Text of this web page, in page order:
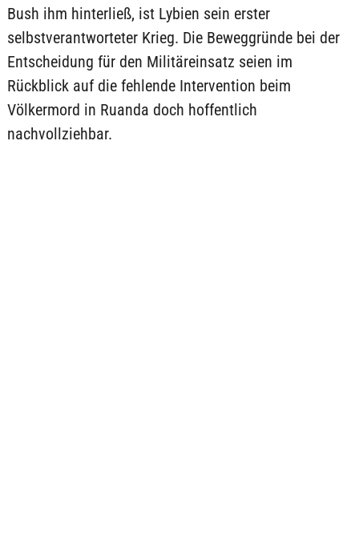
Bush ihm hinterließ, ist Lybien sein erster
selbstverantworteter Krieg. Die Beweggründe bei der
Entscheidung für den Militäreinsatz seien im
Rückblick auf die fehlende Intervention beim
Völkermord in Ruanda doch hoffentlich
nachvollziehbar.